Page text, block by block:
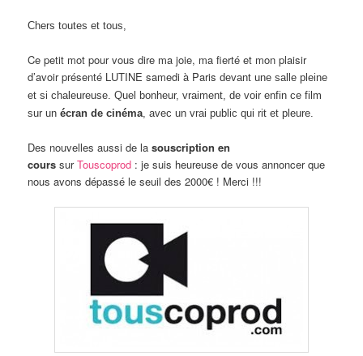
Chers toutes et tous,
Ce petit mot pour vous dire ma joie, ma fierté et mon plaisir
d’avoir présenté LUTINE samedi à Parisdevant une salle pleine
et si chaleureuse. Quel bonheur, vraiment, de voir enfin ce film
sur unécran de cinéma , avec un vrai public qui rit et pleure.
Des nouvelles aussi de lasouscription en
cours surTouscoprod : je suis heureuse de vous annoncer que
nous avons dépassé le seuil des 2000€ ! Merci !!!